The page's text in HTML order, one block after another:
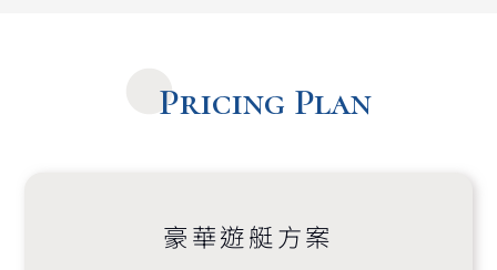
Pricing Plan
豪華遊艇方案